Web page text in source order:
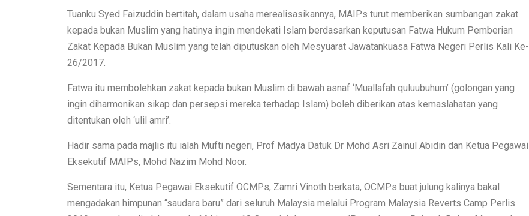
Tuanku Syed Faizuddin bertitah, dalam usaha merealisasikannya, MAIPs turut memberikan sumbangan zakat
kepada bukan Muslim yang hatinya ingin mendekati Islam berdasarkan keputusan Fatwa Hukum Pemberian
Zakat Kepada Bukan Muslim yang telah diputuskan oleh Mesyuarat Jawatankuasa Fatwa Negeri Perlis Kali Ke-
26/2017.
Fatwa itu membolehkan zakat kepada bukan Muslim di bawah asnaf ‘Muallafah quluubuhum’ (golongan yang
ingin diharmonikan sikap dan persepsi mereka terhadap Islam) boleh diberikan atas kemaslahatan yang
ditentukan oleh ‘ulil amri’.
Hadir sama pada majlis itu ialah Mufti negeri, Prof Madya Datuk Dr Mohd Asri Zainul Abidin dan Ketua Pegawai
Eksekutif MAIPs, Mohd Nazim Mohd Noor.
Sementara itu, Ketua Pegawai Eksekutif OCMPs, Zamri Vinoth berkata, OCMPs buat julung kalinya bakal
mengadakan himpunan “saudara baru” dari seluruh Malaysia melalui Program Malaysia Reverts Camp Perlis